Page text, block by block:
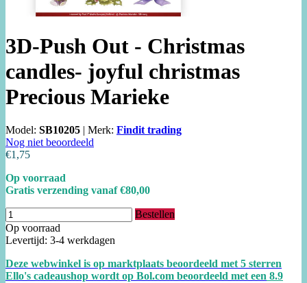
3D-Push Out - Christmas
candles- joyful christmas
Precious Marieke
Model: SB10205 | Merk: Findit trading
Nog niet beoordeeld
€1,75
Op voorraad
Gratis verzending vanaf €80,00
Bestellen
Op voorraad
Levertijd: 3-4 werkdagen
Deze webwinkel is op marktplaats beoordeeld met 5 sterren
Ello's cadeaushop wordt op Bol.com beoordeeld met een 8.9